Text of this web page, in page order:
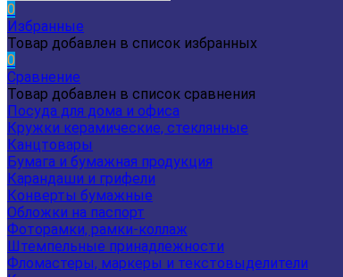
0
Избранные
Товар добавлен в список избранных
0
Сравнение
Товар добавлен в список сравнения
Посуда для дома и офиса
Кружки керамические, стеклянные
Канцтовары
Бумага и бумажная продукция
Карандаши и грифели
Конверты бумажные
Обложки на паспорт
Фоторамки, рамки-коллаж
Штемпельные принадлежности
Фломастеры, маркеры и текстовыделители